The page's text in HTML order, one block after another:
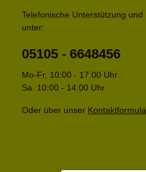
Telefonische Unterstützung und
unter:
05105 - 6648456
Mo-Fr, 10:00 - 17:00 Uhr
Sa. 10:00 - 14:00 Uhr
Oder über unser